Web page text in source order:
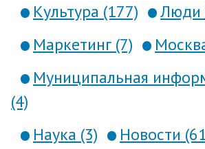
Культура (177)
Люди
Маркетинг (7)
Муниципальная
(4)
Наука (3)
Новости